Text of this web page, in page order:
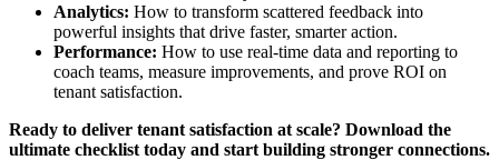
Analytics: How to transform scattered feedback into
powerful insights that drive faster, smarter action.
Performance: How to use real-time data and reporting to
coach teams, measure improvements, and prove ROI on
tenant satisfaction.
Ready to deliver tenant satisfaction at scale? Download the
ultimate checklist today and start building stronger connections.